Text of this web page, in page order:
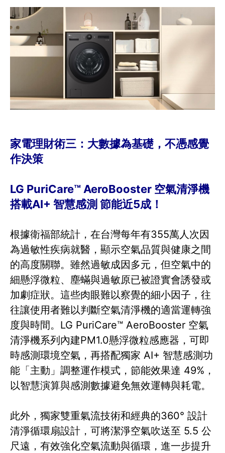
家電理財術三：大數據為基礎，不憑感覺
作決策
LG PuriCare™ AeroBooster 空氣清淨機
搭載AI+ 智慧感測 節能近5成！
根據衛福部統計，在台灣每年有355萬人次因
為過敏性疾病就醫，顯示空氣品質與健康之間
的高度關聯。雖然過敏成因多元，但空氣中的
細懸浮微粒、塵蟎與過敏原已被證實會誘發或
加劇症狀。這些肉眼難以察覺的細小因子，往
往讓使用者難以判斷空氣清淨機的適當運轉強
度與時間。LG PuriCare™ AeroBooster 空氣
清淨機系列內建PM1.0懸浮微粒感應器，可即
時感測環境空氣，再搭配獨家 AI+ 智慧感測功
能「主動」調整運作模式，節能效果達 49%，
以智慧演算與感測數據避免無效運轉與耗電。
此外，獨家雙重氣流技術和經典的360° 設計
清淨循環扇設計，可將潔淨空氣吹送至 5.5 公
尺遠，有效強化空氣流動與循環，進一步提升